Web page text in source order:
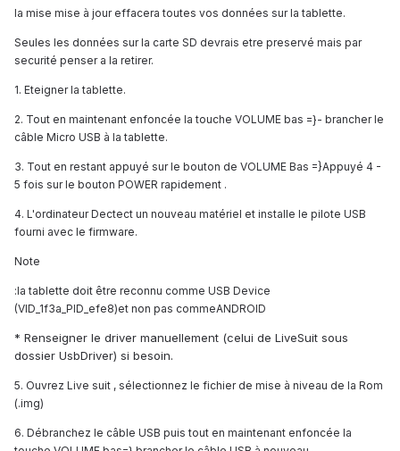
la mise mise à jour effacera toutes vos données sur la tablette.
Seules les données sur la carte SD devrais etre preservé mais par
securité penser a la retirer.
1. Eteigner la tablette.
2. Tout en maintenant enfoncée la touche VOLUME bas =}- brancher le
câble Micro USB à la tablette.
3. Tout en restant appuyé sur le bouton de VOLUME Bas =}Appuyé 4 -
5 fois sur le bouton POWER rapidement .
4. L'ordinateur Dectect un nouveau matériel et installe le pilote USB
fourni avec le firmware.
Note
:la tablette doit être reconnu comme USB Device
(VID_1f3a_PID_efe8)et non pas commeANDROID
* Renseigner le driver manuellement (celui de LiveSuit sous
dossier UsbDriver) si besoin.
5. Ouvrez Live suit , sélectionnez le fichier de mise à niveau de la Rom
(.img)
6. Débranchez le câble USB puis tout en maintenant enfoncée la